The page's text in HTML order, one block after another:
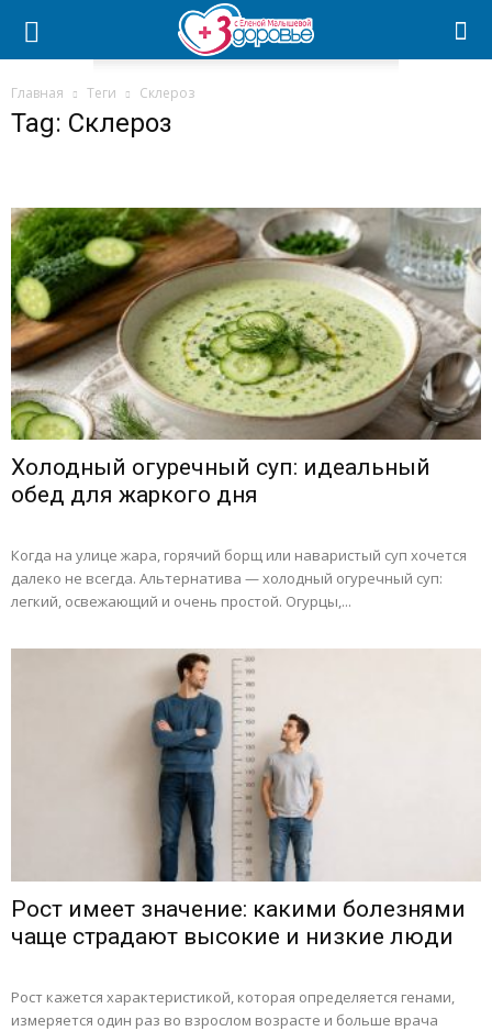
Главная Теги Склероз
Tag: Склероз
Холодный огуречный суп: идеальный
обед для жаркого дня
Когда на улице жара, горячий борщ или наваристый суп хочется
далеко не всегда. Альтернатива — холодный огуречный суп:
легкий, освежающий и очень простой. Огурцы,...
Рост имеет значение: какими болезнями
чаще страдают высокие и низкие люди
Рост кажется характеристикой, которая определяется генами,
измеряется один раз во взрослом возрасте и больше врача